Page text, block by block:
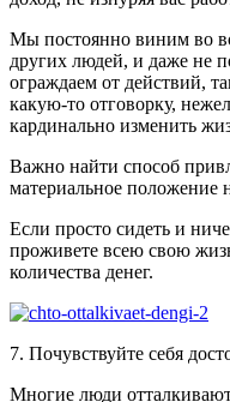
Мы постоянно виним во
других людей, и даже не
ограждаем от действий,
какую-то отговорку,
кардинально изменить
Важно найти способ
материальное положение
Если просто сидеть и
проживете всею свою
количества денег.
7. Почувствуйте себя
Многие люди